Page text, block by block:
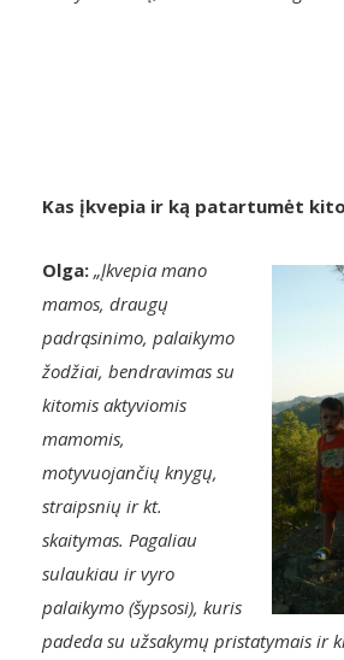
Kas įkvepia ir ką patartumėt
Olga: „Įkvepia mano
mamos, draugų
padrąsinimo, palaikymo
žodžiai, bendravimas su
kitomis aktyviomis
mamomis,
motyvuojančių knygų,
straipsnių ir kt.
skaitymas. Pagaliau
sulaukiau ir vyro
palaikymo (šypsosi), kuris
padeda su užsakymų pristatymais ir